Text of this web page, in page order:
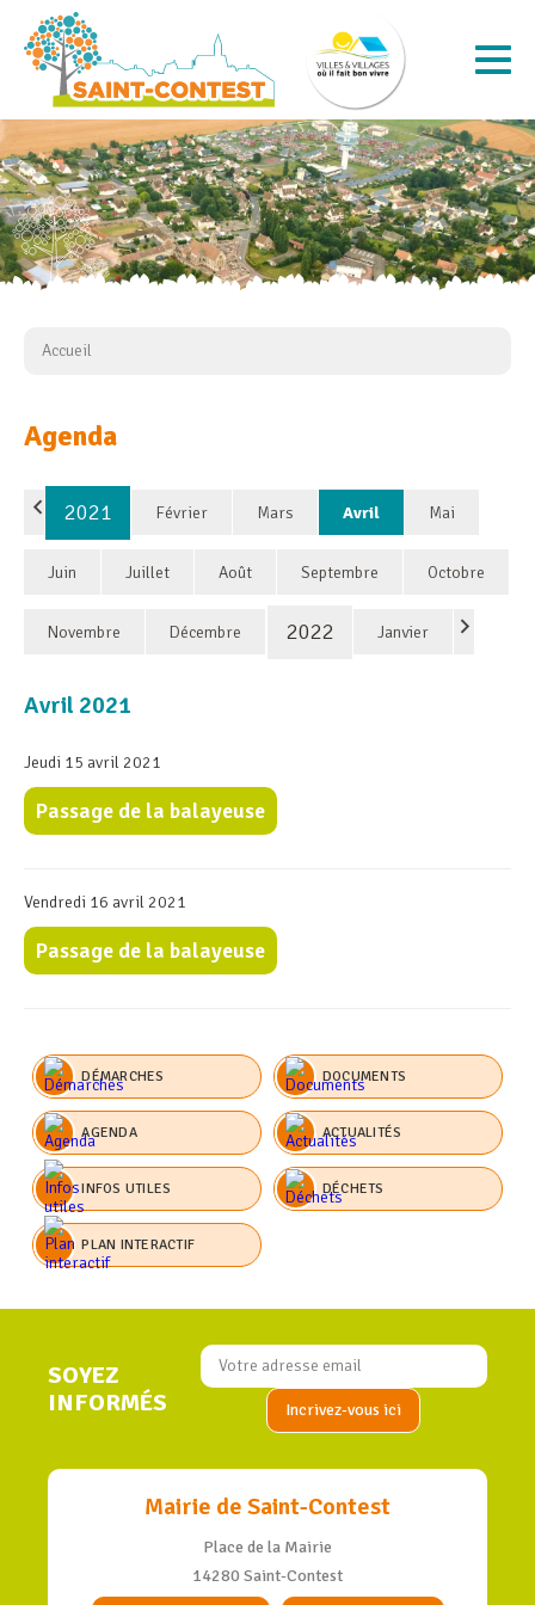
Accueil
Agenda
2021 Février Mars Avril Mai
Juin Juillet Août Septembre Octobre
Novembre Décembre 2022 Janvier
Avril 2021
Jeudi 15 avril 2021
Passage de la balayeuse
Vendredi 16 avril 2021
Passage de la balayeuse
DÉMARCHES DOCUMENTS
AGENDA ACTUALITÉS
INFOS UTILES DÉCHETS
PLAN INTERACTIF
SOYEZ
INFORMÉS
Mairie de Saint-Contest
Place de la Mairie
14280 Saint-Contest